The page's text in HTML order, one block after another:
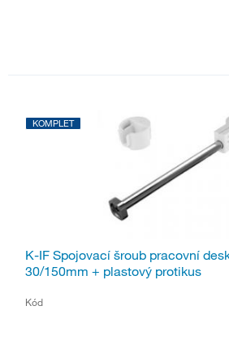
KOMPLET
K-IF Spojovací šroub pracovní
30/150mm + plastový protikus
Kód